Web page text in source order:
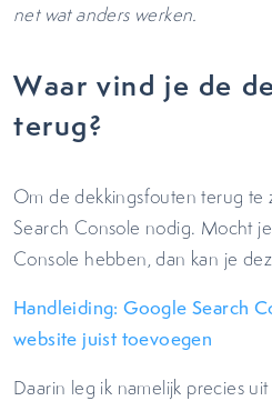
net wat anders werken.
Waar vind je de
terug?
Om de dekkingsfouten terug te
Search Console nodig. Mocht
Console hebben, dan kan je
Handleiding: Google Search
website juist toevoegen
Daarin leg ik namelijk precies